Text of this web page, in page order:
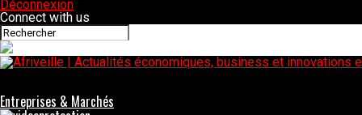
Déconnexion
Connect with us
Entreprises & Marchés